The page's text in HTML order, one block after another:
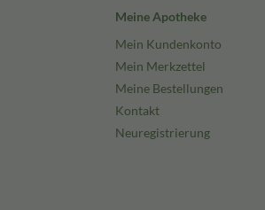
Meine Apotheke
Mein Kundenkonto
Mein Merkzettel
Meine Bestellungen
Kontakt
Neuregistrierung